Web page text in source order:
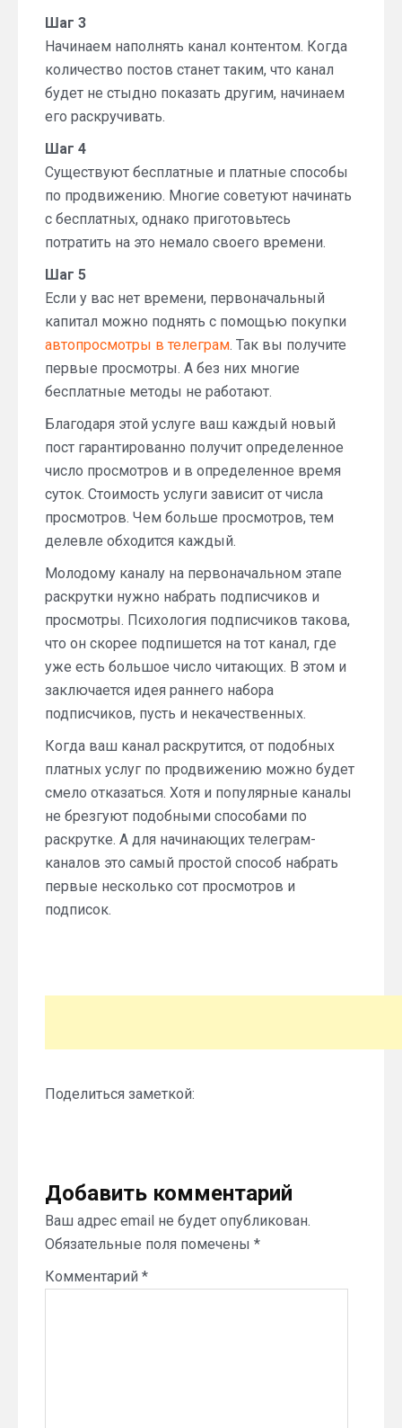
Шаг 3
Начинаем наполнять канал контентом. Когда
количество постов станет таким, что канал
будет не стыдно показать другим, начинаем
его раскручивать.
Шаг 4
Существуют бесплатные и платные способы
по продвижению. Многие советуют начинать
с бесплатных, однако приготовьтесь
потратить на это немало своего времени.
Шаг 5
Если у вас нет времени, первоначальный
капитал можно поднять с помощью покупки
автопросмотры в телеграм. Так вы получите
первые просмотры. А без них многие
бесплатные методы не работают.
Благодаря этой услуге ваш каждый новый
пост гарантированно получит определенное
число просмотров и в определенное время
суток. Стоимость услуги зависит от числа
просмотров. Чем больше просмотров, тем
делевле обходится каждый.
Молодому каналу на первоначальном этапе
раскрутки нужно набрать подписчиков и
просмотры. Психология подписчиков такова,
что он скорее подпишется на тот канал, где
уже есть большое число читающих. В этом и
заключается идея раннего набора
подписчиков, пусть и некачественных.
Когда ваш канал раскрутится, от подобных
платных услуг по продвижению можно будет
смело отказаться. Хотя и популярные каналы
не брезгуют подобными способами по
раскрутке. А для начинающих телеграм-
каналов это самый простой способ набрать
первые несколько сот просмотров и
подписок.
Поделиться заметкой:
Добавить комментарий
Ваш адрес email не будет опубликован.
Обязательные поля помечены *
Комментарий *